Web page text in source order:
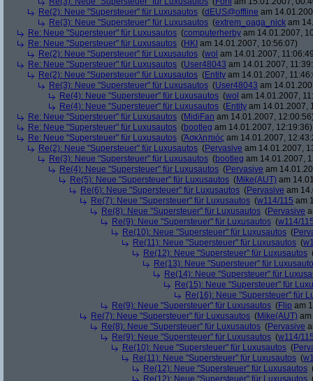
Re(2): Neue "Supersteuer" für Luxusautos (dEUS@offline am
Re(3): Neue "Supersteuer" für Luxusautos (extrem_oaga_nick am
Re: Neue "Supersteuer" für Luxusautos (computerherby am 14.01.2007,
Re: Neue "Supersteuer" für Luxusautos (HKI am 14.01.2007, 10:56:07)
Re(2): Neue "Supersteuer" für Luxusautos (wol am 14.01.2007,
Re: Neue "Supersteuer" für Luxusautos (User48043 am 14.01.2007,
Re(2): Neue "Supersteuer" für Luxusautos (Entity am 14.01.2007,
Re(3): Neue "Supersteuer" für Luxusautos (User48043 am
Re(4): Neue "Supersteuer" für Luxusautos (wol am 14.01.2007,
Re(4): Neue "Supersteuer" für Luxusautos (Entity am 14.01.2007,
Re: Neue "Supersteuer" für Luxusautos (MidiFan am 14.01.2007,
Re: Neue "Supersteuer" für Luxusautos (bootleg am 14.01.2007, 12:19:36)
Re: Neue "Supersteuer" für Luxusautos (Ἀσκληπιός am 14.01.2007,
Re(2): Neue "Supersteuer" für Luxusautos (Pervasive am 14.01.2007,
Re(3): Neue "Supersteuer" für Luxusautos (bootleg am 14.01.2007,
Re(4): Neue "Supersteuer" für Luxusautos (Pervasive am
Re(5): Neue "Supersteuer" für Luxusautos (Mike(AUT) am
Re(6): Neue "Supersteuer" für Luxusautos (Pervasive am
Re(7): Neue "Supersteuer" für Luxusautos (w114/115 am
Re(8): Neue "Supersteuer" für Luxusautos (Pervasive
Re(9): Neue "Supersteuer" für Luxusautos (w114/
Re(10): Neue "Supersteuer" für Luxusautos (
Re(11): Neue "Supersteuer" für Luxusautos (
Re(12): Neue "Supersteuer" für Luxusautos
Re(13): Neue "Supersteuer" für
Re(14): Neue "Supersteuer" für
Re(15): Neue "Supersteuer" für
Re(16): Neue "Supersteuer" für
Re(9): Neue "Supersteuer" für Luxusautos (Flip am
Re(7): Neue "Supersteuer" für Luxusautos (Mike(AUT)
Re(8): Neue "Supersteuer" für Luxusautos (Pervasive
Re(9): Neue "Supersteuer" für Luxusautos (w114/
Re(10): Neue "Supersteuer" für Luxusautos (
Re(11): Neue "Supersteuer" für Luxusautos (
Re(12): Neue "Supersteuer" für Luxusautos
Re(12): Neue "Supersteuer" für Luxusautos